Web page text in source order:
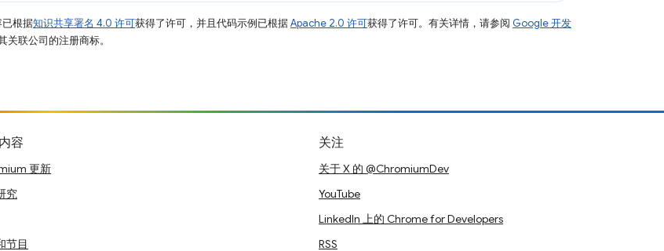
根据知识共享署名 4.0 许可获得了许可，并且代码示例已根据Apache 2.0 许可获得了许可。有关详情，请参阅 Google 开发
联公司的注册商标。
容
更新
究
节目
关注
关于 X 的 @ChromiumDev
YouTube
LinkedIn 上的 Chrome for Developers
RSS